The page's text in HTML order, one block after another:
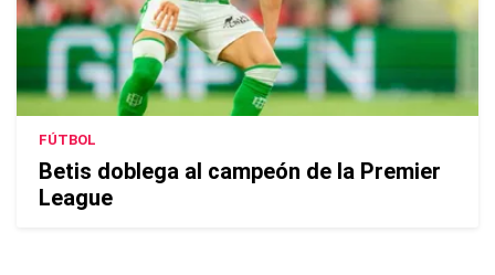
FÚTBOL
Betis doblega al campeón de la Premier
League